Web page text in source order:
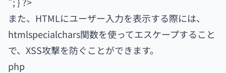
また、HTMLにユーザー入力を表示する際には、
htmlspecialchars関数を使ってエスケープすること
で、XSS攻撃を防ぐことができます。
php